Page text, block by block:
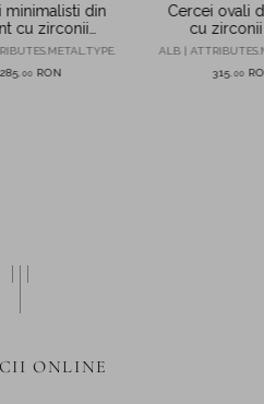
minimalisti din
cu zirconii
albastre
285 00 RON
Cercei ovali
cu
ALB |
315 ,00
ONLINE